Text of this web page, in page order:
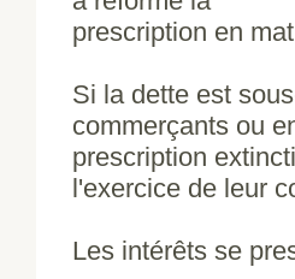
prescription en
Si la dette est
commerçants ou
prescription
l'exercice de leur
Les intérêts se